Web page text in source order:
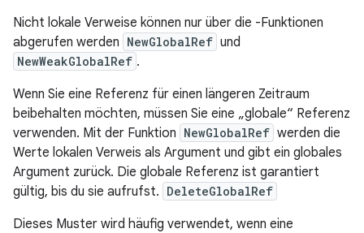
Nicht lokale Verweise können nur über die -Funktionen
abgerufen werden NewGlobalRef und
NewWeakGlobalRef .
Wenn Sie eine Referenz für einen längeren Zeitraum
beibehalten möchten, müssen Sie eine „globale“ Referenz
verwenden. Mit der Funktion NewGlobalRef werden die
Werte lokalen Verweis als Argument und gibt ein globales
Argument zurück. Die globale Referenz ist garantiert
gültig, bis du sie aufrufst. DeleteGlobalRef
Dieses Muster wird häufig verwendet, wenn eine